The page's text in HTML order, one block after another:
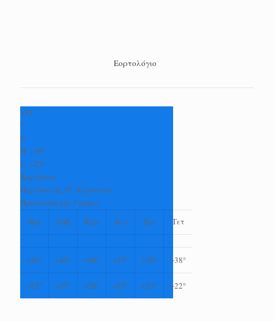
Εορτολόγιο
+35
°
C
H: +39°
L: +25°
Καρδίτσα
Παρασκευή, 07 Αύγουστος
Πρόγνωση για 7 μέρες
Πεμ
Σαβ Κυρ Δευ Τρι Τετ
+36° +40° +40° +37° +38° +38°
+25° +27° +26° +25° +23° +22°